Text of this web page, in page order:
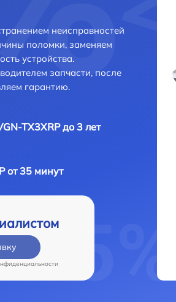
неисправностей
поломки, заменяем
устройства.
запчасти, после
гарантию.
TX3XRP до 3 лет
от 35 минут